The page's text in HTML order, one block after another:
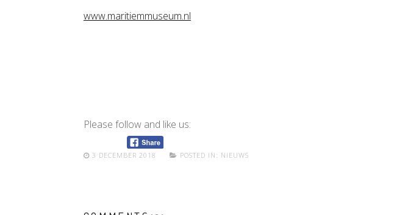
www.maritiemmuseum.nl
Please follow and like us:
3 DECEMBER 2018 POSTED IN: NIEUWS